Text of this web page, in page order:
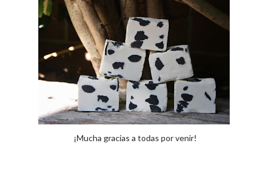
¡Mucha gracias a todas por venir!